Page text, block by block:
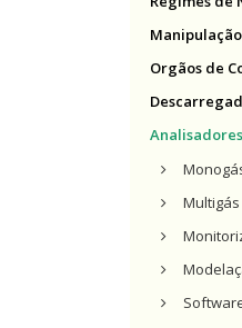
Orgãos de
Multigás